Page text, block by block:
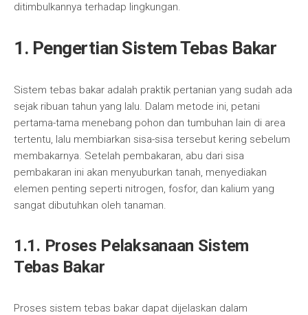
ditimbulkannya terhadap lingkungan.
1. Pengertian Sistem Tebas Bakar
Sistem tebas bakar adalah praktik pertanian yang sudah ada
sejak ribuan tahun yang lalu. Dalam metode ini, petani
pertama-tama menebang pohon dan tumbuhan lain di area
tertentu, lalu membiarkan sisa-sisa tersebut kering sebelum
membakarnya. Setelah pembakaran, abu dari sisa
pembakaran ini akan menyuburkan tanah, menyediakan
elemen penting seperti nitrogen, fosfor, dan kalium yang
sangat dibutuhkan oleh tanaman.
1.1. Proses Pelaksanaan Sistem
Tebas Bakar
Proses sistem tebas bakar dapat dijelaskan dalam